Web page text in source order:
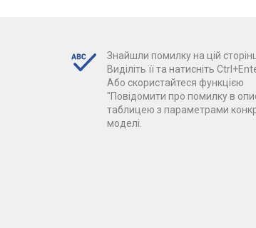
Знайшли помилку на цій
Виділіть її та натисніть
Або скористайтеся функцією
"Повідомити про помилку в
таблицею з параметрами
моделі.